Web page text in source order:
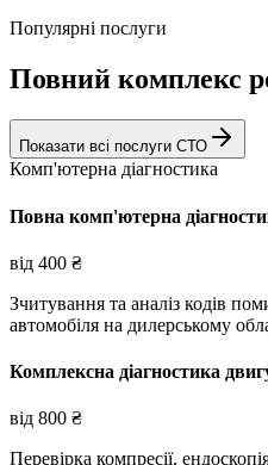
Популярні послуги
Повний комплекс
Показати всі послуги СТО
Комп'ютерна діагностика
Повна комп'ютерна
від 400 ₴
Зчитування та аналіз кодів
автомобіля на дилерському
Комплексна діагностика
від 800 ₴
Перевірка компресії,